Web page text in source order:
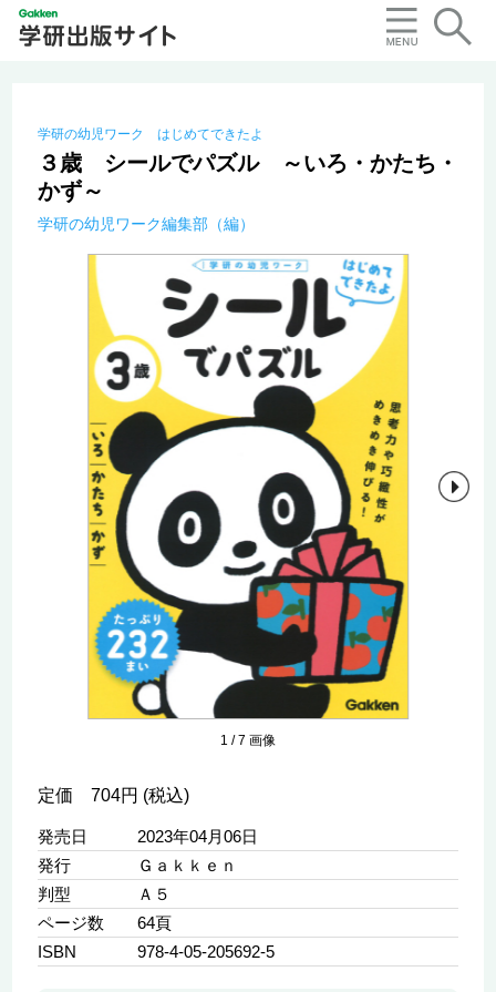
学研の幼児ワーク はじめてできたよ
３歳 シールでパズル ～いろ・かたち・
かず～
学研の幼児ワーク編集部（編）
1 /7 画像
定価 704円 (税込)
発売日
2023年04月06日
発行
Ｇａｋｋｅｎ
判型
Ａ５
ページ数
64頁
ISBN
978-4-05-205692-5